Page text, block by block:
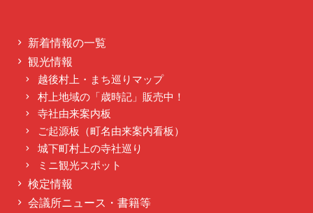
新着情報の一覧
観光情報
越後村上・まち巡りマップ
村上地域の「歳時記」販売中！
寺社由来案内板
ご起源板（町名由来案内看板）
城下町村上の寺社巡り
ミニ観光スポット
検定情報
会議所ニュース・書籍等